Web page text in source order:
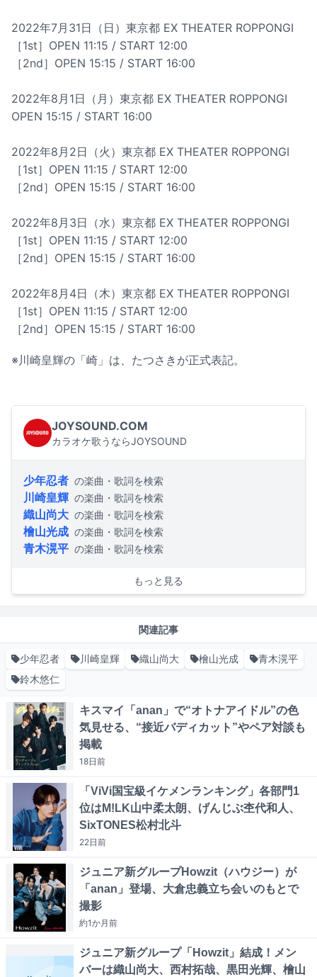
2022年7月31日（日）東京都 EX THEATER ROPPONGI
［1st］OPEN 11:15 / START 12:00
［2nd］OPEN 15:15 / START 16:00
2022年8月1日（月）東京都 EX THEATER ROPPONGI
OPEN 15:15 / START 16:00
2022年8月2日（火）東京都 EX THEATER ROPPONGI
［1st］OPEN 11:15 / START 12:00
［2nd］OPEN 15:15 / START 16:00
2022年8月3日（水）東京都 EX THEATER ROPPONGI
［1st］OPEN 11:15 / START 12:00
［2nd］OPEN 15:15 / START 16:00
2022年8月4日（木）東京都 EX THEATER ROPPONGI
［1st］OPEN 11:15 / START 12:00
［2nd］OPEN 15:15 / START 16:00
※川崎皇輝の「崎」は、たつさきが正式表記。
JOYSOUND.COM
カラオケ歌うならJOYSOUND
少年忍者 の楽曲・歌詞を検索
川崎皇輝 の楽曲・歌詞を検索
織山尚大 の楽曲・歌詞を検索
檜山光成 の楽曲・歌詞を検索
青木滉平 の楽曲・歌詞を検索
もっと見る
関連記事
少年忍者 川崎皇輝 織山尚大 檜山光成
青木滉平
鈴木悠仁
キスマイ「anan」で“オトナアイドル”の色
気見せる、“接近バディカット”やペア対談も
掲載
18日前
「ViVi国宝級イケメンランキング」各部門1
位はM!LK山中柔太朗、げんじぶ杢代和人、
SixTONES松村北斗
22日前
ジュニア新グループHowzit（ハウジー）が
「anan」登場、大倉忠義立ち会いのもとで
撮影
約1か月前
ジュニア新グループ「Howzit」結成！メン
バーは織山尚大、西村拓哉、黒田光輝、檜山